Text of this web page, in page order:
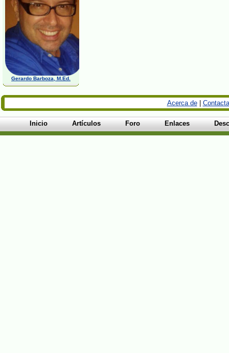
Gerardo Barboza, M.Ed.
Acerca de|
Inicio Artículos Foro Enlaces